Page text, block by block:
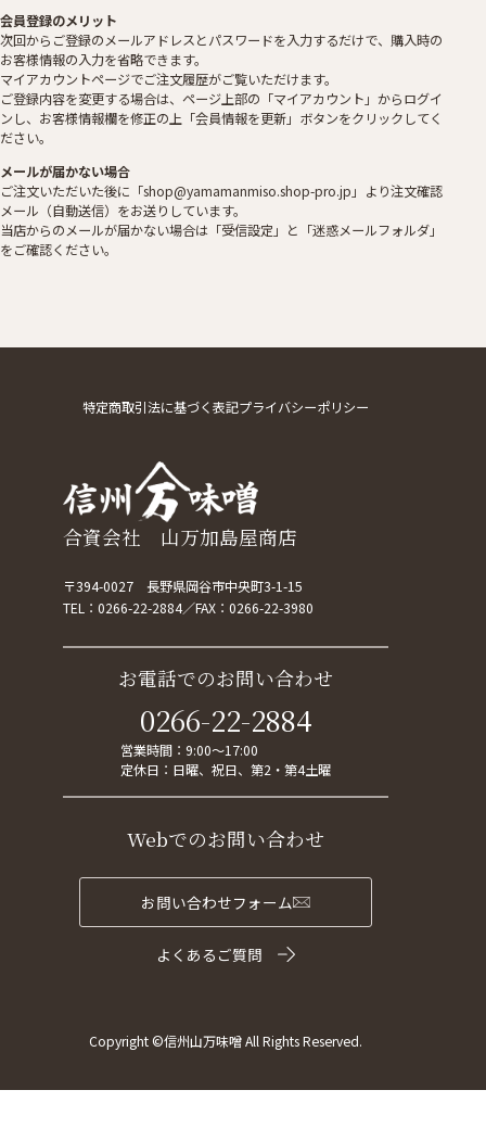
会員登録のメリット
次回からご登録のメールアドレスとパスワードを入力するだけで、購入時の
お客様情報の入力を省略できます。
マイアカウントページでご注文履歴がご覧いただけます。
ご登録内容を変更する場合は、ページ上部の「マイアカウント」からログイ
ンし、お客様情報欄を修正の上「会員情報を更新」ボタンをクリックしてく
ださい。
メールが届かない場合
ご注文いただいた後に「shop@yamamanmiso.shop-pro.jp」より注文確認
メール（自動送信）をお送りしています。
当店からのメールが届かない場合は「受信設定」と「迷惑メールフォルダ」
をご確認ください。
特定商取引法に基づく表記プライバシーポリシー
合資会社 山万加島屋商店
〒394-0027 長野県岡谷市中央町3-1-15
TEL： 0266-22-2884 FAX：0266-22-3980
お電話でのお問い合わせ
0266-22-2884
営業時間：9:00～17:00
定休日：日曜、祝日、第2・第4土曜
Webでのお問い合わせ
お問い合わせフォーム
よくあるご質問
Copyright ©信州山万味噌 All Rights Reserved.